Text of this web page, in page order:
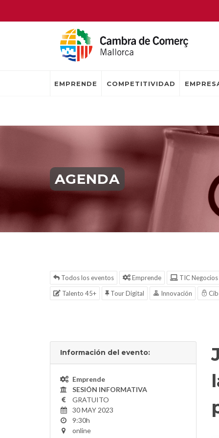
EMPRENDE COMPETITIVIDAD
AGENDA
Todos los eventos Emprende
TIC Negocios
Talento 45+
Tour Digital Innovación
Información del evento:
Emprende
SESIÓN INFORMATIVA
GRATUITO
30 MAY 2023
9:30h
online